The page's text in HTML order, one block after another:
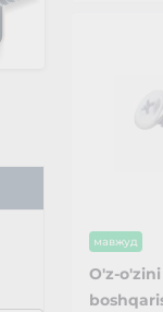
мавжуд
O'z-